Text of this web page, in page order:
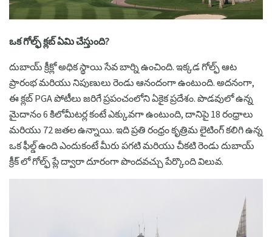
ఒక గోల్ఫ్ క్లబ్ ఏమి చేస్తుంది?
దుబాయ్ క్రీక్లో అధిక స్థాయి సేవ బార్ని ఉంచింది. ఇక్కడ గోల్ఫ్ ఆట
ప్రారంభ మరియు నిపుణులు రెండు ఆనందంగా ఉంటుంది. అదనంగా,
ఈ క్లబ్ PGA పోటీలు జరిగే ప్రపంచంలోని ఏకైక ప్రదేశం. పొడవులో ఉన్న
మైదానం 6 కిలోమీటర్ల కంటే ఎక్కువగా ఉంటుంది, దానిపై 18 రంధ్రాలు
మరియు 72 జతల ఉన్నాయి. ఇది ప్రతి రంధ్రం కృత్రిమ లైటింగ్ కలిగి ఉన్న
ఒక ఫీల్డ్ ఉంది ఎందుకంటే మీరు పగటి మరియు చీకటి రెండు దుబాయ్
క్రీక్ లో గోల్ఫ్ ప్లే ద్వారా దూరంగా పొందవచ్చు పేర్కొంది విలువ.